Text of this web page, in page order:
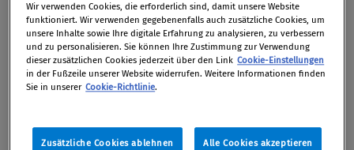
Am 11. Mai 2011 hat die deutsche Bundesregierung
einen Gesetzesentwurf zu einer verbesserten
Bekämpfung von Geldwäsche und
Terrorismusfinanzierung in Deutschland
„wesentlichen Baustein für die Integrität des
Wir verwenden Cookies, die erforderlich sind, damit unsere Website
funktioniert. Wir verwenden gegebenenfalls auch zusätzliche Cookies, um
unsere Inhalte sowie Ihre digitale Erfahrung zu analysieren, zu verbessern
und zu personalisieren. Sie können Ihre Zustimmung zur Verwendung
dieser zusätzlichen Cookies jederzeit über den Link Cookie-Einstellungen
in der Fußzeile unserer Website widerrufen. Weitere Informationen finden
Sie in unserer Cookie-Richtlinie.
Zusätzliche Cookies ablehnen Alle Cookies akzeptieren